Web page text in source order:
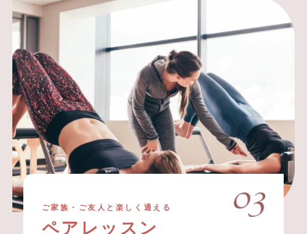
ご家族・ご友人と楽しく通える
ペアレッスン